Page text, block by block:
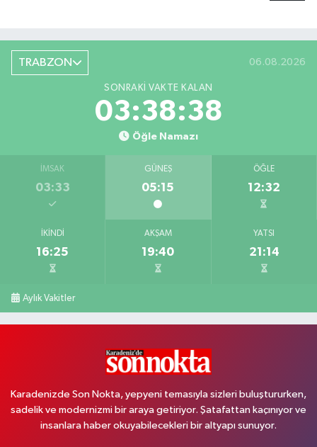
TRABZON 06.08.2026
SONRAKI VAKTE KALAN
03:38:37
Öğle Namazı
İMSAK
03:33
GÜNEŞ
05:15
ÖĞLE
12:32
İKINDI
16:25
AKŞAM
19:40
YATSI
21:14
Aylık Vakitler
Karadenizde Son Nokta, yepyeni temasıyla sizleri buluştururken,
sadelik ve modernizmi bir araya getiriyor. Şatafattan kaçınıyor ve
insanlara haber okuyabilecekleri bir altyapı sunuyor.